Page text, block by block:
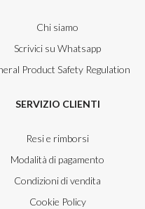
Chi siamo
Scrivici su Whatsapp
Product Safety Regulation
SERVIZIO CLIENTI
Resi e rimborsi
Modalità di pagamento
Condizioni di vendita
Cookie Policy